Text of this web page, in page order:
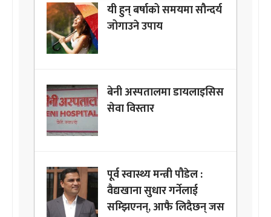
यी हुन् बर्षाको समयमा सौन्दर्य
जोगाउने उपाय
बेनी अस्पतालमा डायलाइसिस
सेवा विस्तार
पूर्व स्वास्थ्य मन्त्री पौडेल :
वैद्यखाना सुधार गर्नेलाई
सम्झिएनन्, आफै लिदैछन् जस